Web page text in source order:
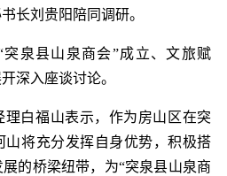
长刘贵阳陪同调研。
泉县山泉商会”成立、文旅赋
深入座谈讨论。
白福山表示，作为房山区在突
山将充分发挥自身优势，积极搭
的桥梁纽带，为“突泉县山泉商